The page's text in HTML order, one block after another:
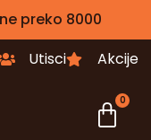
preko 8000
Utisci
Akcije
0